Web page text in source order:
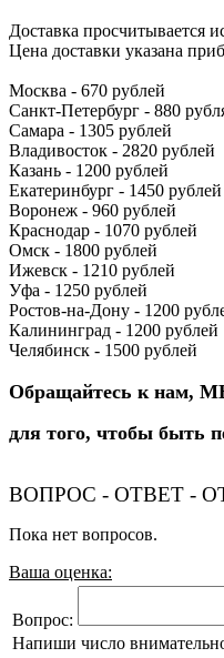
Доставка просчитывается
Цена доставки указана
Москва - 670 рублей
Санкт-Петербург - 880
Самара - 1305 рублей
Владивосток - 2820 рублей
Казань - 1200 рублей
Екатеринбург - 1450 рублей
Воронеж - 960 рублей
Краснодар - 1070 рублей
Омск - 1800 рублей
Ижевск - 1210 рублей
Уфа - 1250 рублей
Ростов-на-Дону - 1200
Калининград - 1200 рублей
Челябинск - 1500 рублей
Обращайтесь к нам,
для того, чтобы
ВОПРОС - ОТВЕТ -
Пока нет вопросов.
Ваша оценка:
Вопрос:
Напиши число